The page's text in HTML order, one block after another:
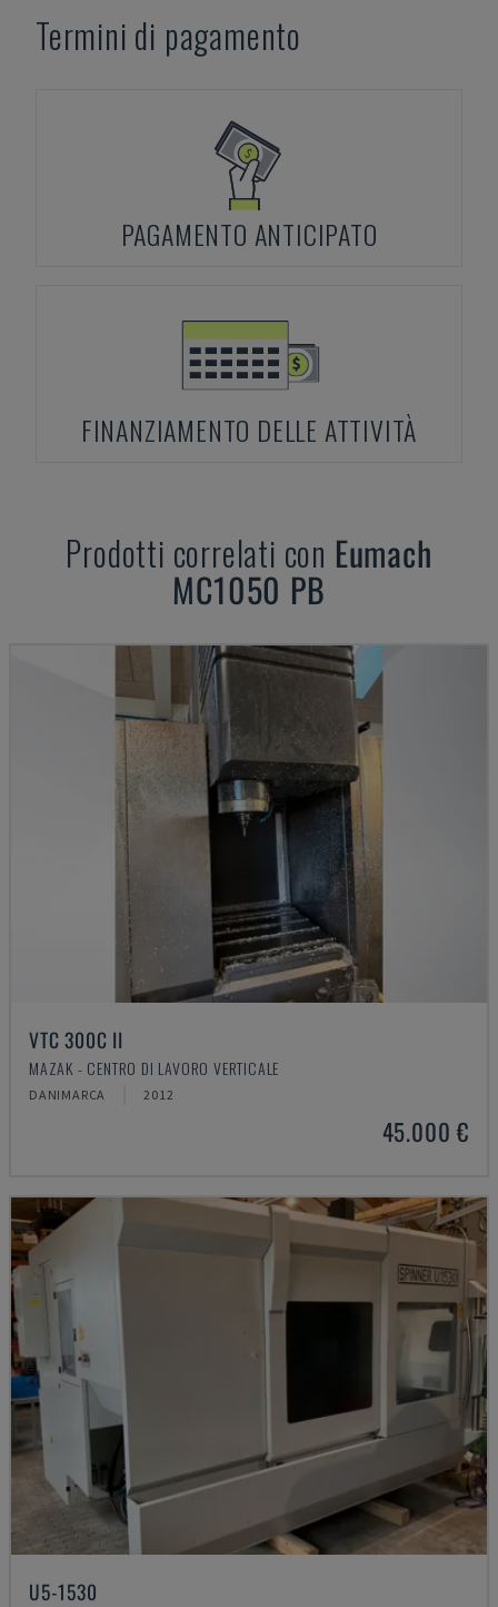
Termini di pagamento
PAGAMENTO ANTICIPATO
FINANZIAMENTO DELLE ATTIVITÀ
Prodotti correlati con Eumach
MC1050 PB
VTC 300C II
MAZAK - CENTRO DI LAVORO VERTICALE
DANIMARCA 2012
45.000 €
U5-1530